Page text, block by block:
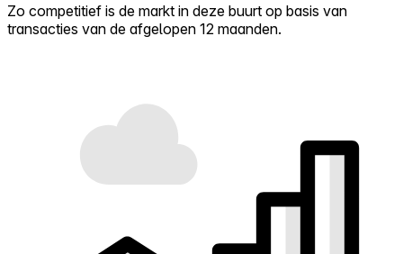
Zo competitief is de markt in deze buurt op basis van
transacties van de afgelopen 12 maanden.